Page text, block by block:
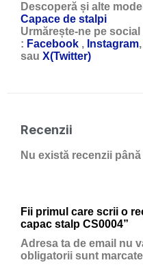
Descoperă și alte
Capace de stalpi
Urmărește-ne pe social
: Facebook , Instagram,
sau X(Twitter)
Recenzii
Nu există recenzii
Fii primul care scrii o
capac stalp CS0004”
Adresa ta de email nu
obligatorii sunt